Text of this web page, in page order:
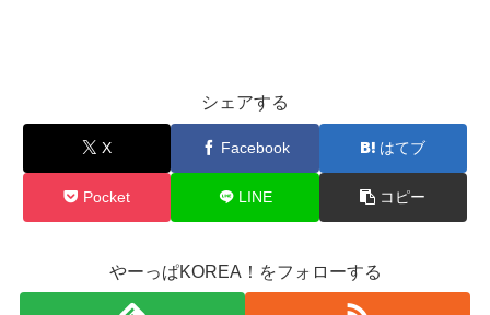
シェアする
X Facebook はてブ
Pocket LINE コピー
やーっぱKOREA！をフォローする